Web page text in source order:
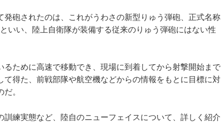
砲されたのは、これがうわさの新型りゅう弾砲、正式名称
いい、陸上自衛隊が装備する従来のりゅう弾砲にはない性
ために高速で移動でき、現場に到着してから射撃開始まで
得た、前戦部隊や航空機などからの情報をもとに目標に対
。
練実態など、陸自のニューフェイスについて、詳しく紹介